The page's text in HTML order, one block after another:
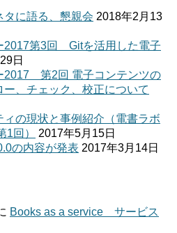
に語る、懇親会 2018年2月13
2017第3回 Gitを活用した電子
日
2017 第2回 電子コンテンツの
、チェック、校正について
の現状と事例紹介（電書ラボ
回）
2017年5月15日
の内容が発表 2017年3月14日
Books as a service サービス